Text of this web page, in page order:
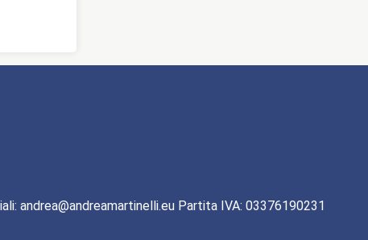
andrea@andreamartinelli.eu Partita IVA: 03376190231